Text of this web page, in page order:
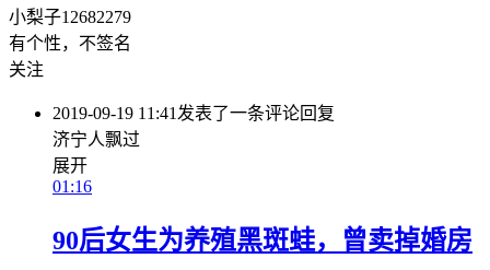
小梨子12682279
有个性，不签名
关注
2019-09-19 11:41 发表了一条评论回复
济宁人飘过
展开
01:16
90后女生为养殖黑斑蛙，曾卖掉婚房